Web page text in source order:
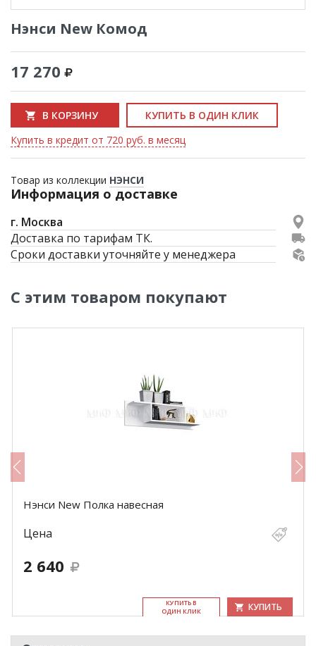
Нэнси New Комод
17 270
В КОРЗИНУ
КУПИТЬ В ОДИН КЛИК
Купить в кредит от 720 руб. в месяц
Товар из коллекции НЭНСИ
Информация о доставке
г. Москва
Доставка по тарифам ТК.
Сроки доставки уточняйте у менеджера
С этим товаром покупают
Нэнси New Полка навесная
Цена
2 640
КУ­ПИТЬ В
ОДИН КЛИК
КУПИТЬ